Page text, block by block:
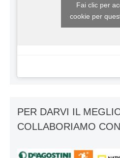
Fai clic per
cookie per
PER DARVI IL
COLLABORIAMO CON